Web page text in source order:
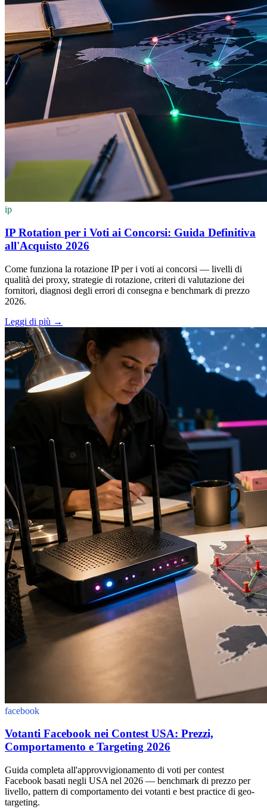
ip
IP Rotation per i Voti ai Concorsi: Guida Definitiva
all'Acquisto 2026
Come funziona la rotazione IP per i voti ai concorsi — livelli di
qualità dei proxy, strategie di rotazione, criteri di valutazione dei
fornitori, diagnosi degli errori di consegna e benchmark di prezzo
2026.
Leggi di più →
facebook
Votanti Facebook nei Contest USA: Prezzi,
Comportamento e Targeting 2026
Guida completa all'approvvigionamento di voti per contest
Facebook basati negli USA nel 2026 — benchmark di prezzo per
livello, pattern di comportamento dei votanti e best practice di geo-
targeting.